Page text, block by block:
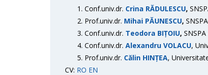
Conf.univ.dr. Crina RĂDULESCU,
Prof.univ.dr. Mihai PĂUNESCU,
Conf.univ.dr. Teodora BIȚOIU,
Conf.univ.dr. Alexandru VOLACU,
Prof.univ.dr. Călin HINȚEA,
CV: RO EN